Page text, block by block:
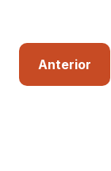
Anterior